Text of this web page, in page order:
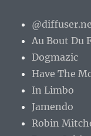
Au Bout Du
Dogmazic
Have The
In Limbo
Jamendo
Robin